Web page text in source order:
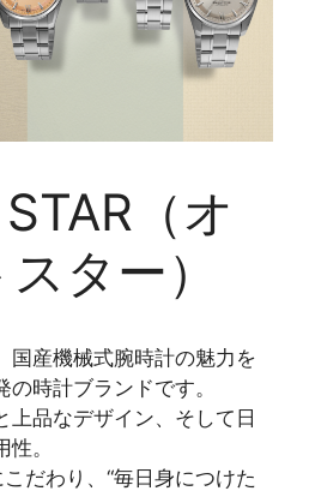
（オ
ター）
国産機械式腕時計の魅力を
時計ブランドです。
上品なデザイン、そして日
。
だわり、“毎日身につけた